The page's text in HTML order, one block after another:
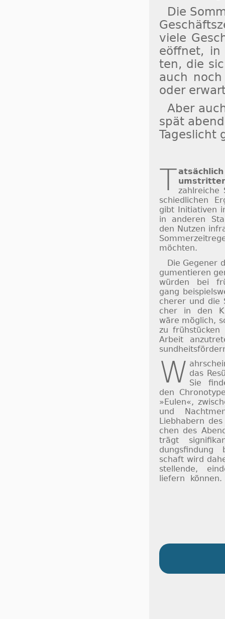
Die
vie­le
eöff­net, in
ten, die
auch
oder
Aber
spät
Ta­ges­licht
T
schied­li­chen
gibt Ini­ti­a­ti­ven
in an­de­ren
den Nut­zen
möch­ten.
Die Gegener
gu­men­tie­ren
würden bei
gang
che­rer und die
cher in den
wäre mög­lich,
zu
Ar­beit
W das
Sie
den
»Eu­len«,
und
Lieb­habern
chen des
trägt
schaft wird
stel­lende,
lie­fern